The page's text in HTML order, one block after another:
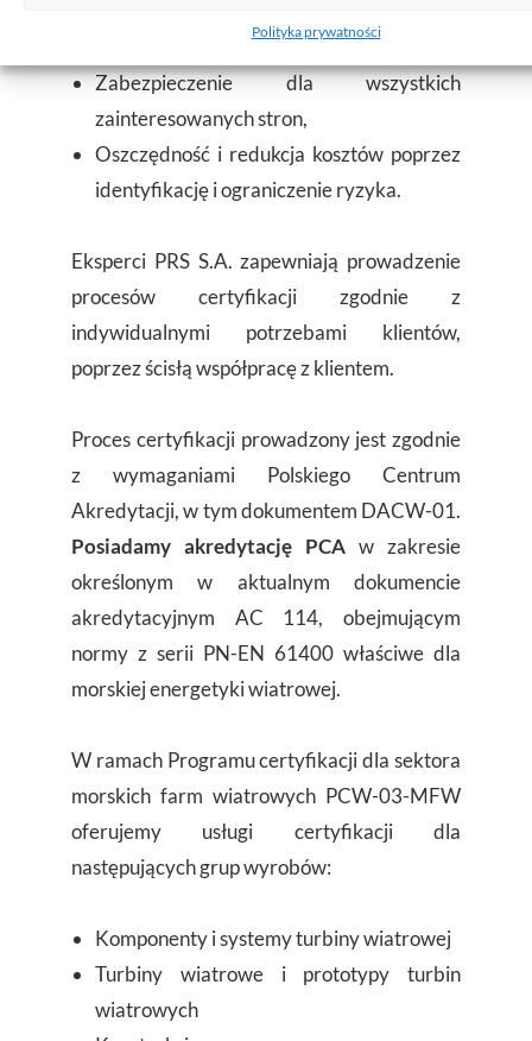
Polityka prywatności
Nadzór techniczny w projekcie,
Zabezpieczenie dla wszystkich
zainteresowanych stron,
Oszczędność i redukcja kosztów poprzez
identyfikację i ograniczenie ryzyka.
Eksperci PRS S.A. zapewniają prowadzenie
procesów certyfikacji zgodnie z
indywidualnymi potrzebami klientów,
poprzez ścisłą współpracę z klientem.
Proces certyfikacji prowadzony jest zgodnie
z wymaganiami Polskiego Centrum
Akredytacji, w tym dokumentem DACW-01.
Posiadamy akredytację PCA w zakresie
określonym w aktualnym dokumencie
akredytacyjnym AC 114, obejmującym
normy z serii PN-EN 61400 właściwe dla
morskiej energetyki wiatrowej.
W ramach Programu certyfikacji dla sektora
morskich farm wiatrowych PCW-03-MFW
oferujemy usługi certyfikacji dla
następujących grup wyrobów:
Komponenty i systemy turbiny wiatrowej
Turbiny wiatrowe i prototypy turbin
wiatrowych